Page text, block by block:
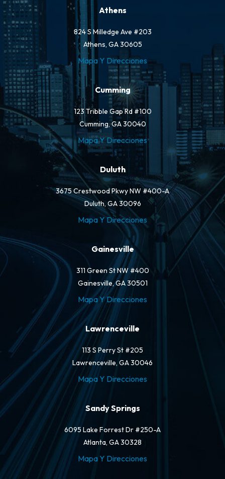
Athens
824 S Milledge Ave #203
Athens, GA 30605
Mapa Y Direcciones
Cumming
123 Tribble Gap Rd #100
Cumming, GA 30040
Mapa Y Direcciones
Duluth
3675 Crestwood Pkwy NW #400-A
Duluth, GA 30096
Mapa Y Direcciones
Gainesville
311 Green St NW #400
Gainesville, GA 30501
Mapa Y Direcciones
Lawrenceville
113 S Perry St #205
Lawrenceville, GA 30046
Mapa Y Direcciones
Sandy Springs
6095 Lake Forrest Dr #250-A
Atlanta, GA 30328
Mapa Y Direcciones